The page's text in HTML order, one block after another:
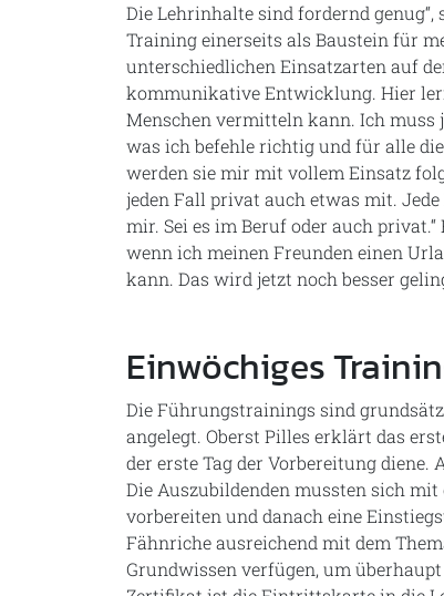
Die Lehrinhalte sind fordernd genug“,
Training einerseits als Baustein für
unterschiedlichen Einsatzarten auf
kommunikative Entwicklung. Hier
Menschen vermitteln kann. Ich muss
was ich befehle richtig und für alle
werden sie mir mit vollem Einsatz
jeden Fall privat auch etwas mit.
mir. Sei es im Beruf oder auch
wenn ich meinen Freunden einen
kann. Das wird jetzt noch besser
Einwöchiges
Die Führungstrainings sind
angelegt. Oberst Pilles erklärt das
der erste Tag der Vorbereitung diene.
Die Auszubildenden mussten sich
vorbereiten und danach eine
Fähnriche ausreichend mit dem
Grundwissen verfügen, um